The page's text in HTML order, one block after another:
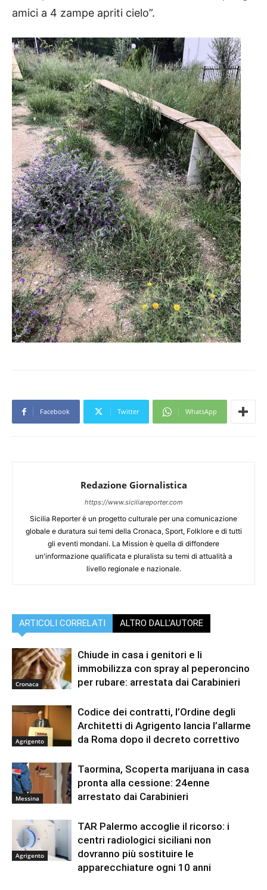
amici a 4 zampe apriti cielo”.
Facebook Twitter WhatsApp
Redazione Giornalistica
https://www.siciliareporter.com
Sicilia Reporter è un progetto culturale per una comunicazione
globale e duratura sui temi della Cronaca, Sport, Folklore e di tutti
gli eventi mondani. La Mission è quella di diffondere
un'informazione qualificata e pluralista su temi di attualità a
livello regionale e nazionale.
ARTICOLI CORRELATI ALTRO DALL'AUTORE
Cronaca
Chiude in casa i genitori e li
immobilizza con spray al peperoncino
per rubare: arrestata dai Carabinieri
Agrigento
Codice dei contratti, l’Ordine degli
Architetti di Agrigento lancia l’allarme
da Roma dopo il decreto correttivo
Messina
Taormina, Scoperta marijuana in casa
pronta alla cessione: 24enne
arrestato dai Carabinieri
Agrigento
TAR Palermo accoglie il ricorso: i
centri radiologici siciliani non
dovranno più sostituire le
apparecchiature ogni 10 anni